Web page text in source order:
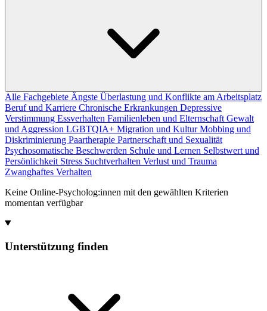
Alle Fachgebiete Ängste Überlastung und Konflikte am Arbeitsplatz
Beruf und Karriere Chronische Erkrankungen Depressive
Verstimmung Essverhalten Familienleben und Elternschaft Gewalt
und Aggression LGBTQIA+ Migration und KulturMobbing und
Diskriminierung Paartherapie Partnerschaft und Sexualität
Psychosomatische Beschwerden Schule und Lernen Selbstwert und
Persönlichkeit Stress Suchtverhalten Verlust und Trauma
Zwanghaftes Verhalten
Keine Online-Psycholog:innen mit den gewählten Kriterien
momentan verfügbar
Unterstützung finden